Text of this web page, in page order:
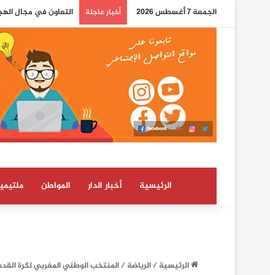
الجمعة 7 أغسطس 2026 أخبار عاجلة التعاون في مجال
الرئيسية أخبار الدار المواطن
الرئيسية/الرياضة/المنتخب الوطني المغربي لكرة